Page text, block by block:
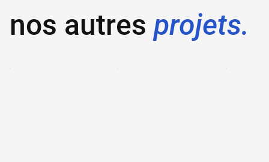
nos autres projets.